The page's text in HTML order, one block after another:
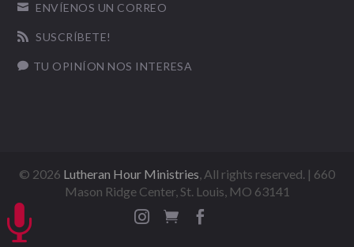
 ENVÍENOS UN CORREO
 SUSCRÍBETE!
 TU OPINÍON NOS INTERESA
© 2026 Lutheran Hour Ministries, All rights reserved. | 660
Mason Ridge Center, St. Louis, MO 63141

 
